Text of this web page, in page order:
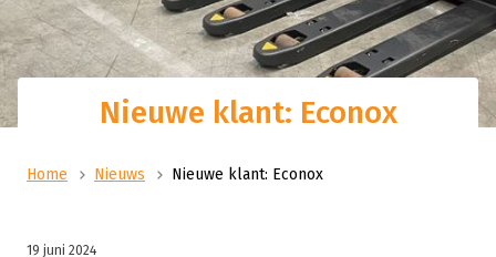
Nieuwe klant: Econox
Home Nieuws Nieuwe klant: Econox
19 juni 2024